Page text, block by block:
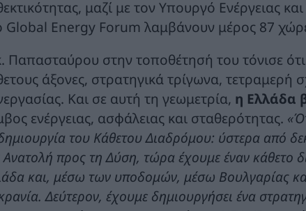
μαζί με τον Υπουργό Ενέργειας
Global Energy Forum λαμβάνουν μέρος 87
Παπασταύρου στην τοποθέτησή του τόνισε ότι
άξονες, στρατηγικά τρίγωνα, τετραμερή
Και σε αυτή τη γεωμετρία, η Ελλάδα
ενέργειας, ασφάλειας και σταθερότητας.
του Κάθετου Διαδρόμου: ύστερα από
Ανατολή προς τη Δύση, τώρα έχουμε έναν κάθετο
και, μέσω των υποδομών, μέσω Βουλγαρίας
Δεύτερον, έχουμε δημιουργήσει ένα